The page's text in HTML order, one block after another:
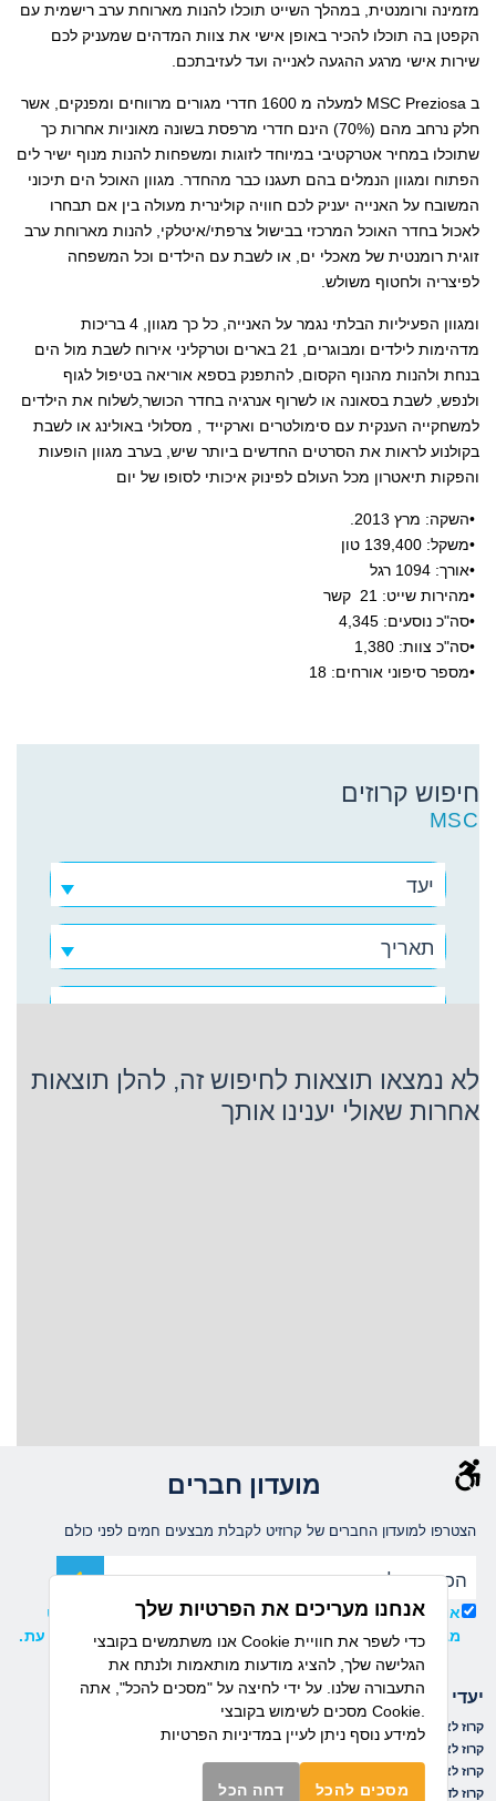
מזמינה ורומנטית, במהלך השייט תוכלו להנות מארוחת ערב רישמית עם
הקפטן בה תוכלו להכיר באופן אישי את צוות המדהים שמעניק לכם
שירות אישי מרגע ההגעה לאנייה ועד לעזיבתכם.
ב MSC Preziosa למעלה מ 1600 חדרי מגורים מרווחים ומפנקים, אשר
חלק נרחב מהם (70%) הינם חדרי מרפסת בשונה מאוניות אחרות כך
שתוכלו במחיר אטרקטיבי במיוחד לזוגות ומשפחות להנות מנוף ישיר לים
הפתוח ומגוון הנמלים בהם תעגנו כבר מהחדר. מגוון האוכל הים תיכוני
המשובח על האנייה יעניק לכם חוויה קולינרית מעולה בין אם תבחרו
לאכול בחדר האוכל המרכזי בבישול צרפתי/איטלקי, להנות מארוחת ערב
זוגית רומנטית של מאכלי ים, או לשבת עם הילדים וכל המשפחה
לפיצריה ולחטוף משולש.
ומגוון הפעיליות הבלתי נגמר על האנייה, כל כך מגוון, 4 בריכות
מדהימות לילדים ומבוגרים, 21 בארים וטרקליני אירוח לשבת מול הים
בנחת ולהנות מהנוף הקסום, להתפנק בספא אוריאה בטיפול לגוף
ולנפש, לשבת בסאונה או לשרוף אנרגיה בחדר הכושר,לשלוח את הילדים
למשחקייה הענקית עם סימולטרים וארקייד , מסלולי באולינג או לשבת
בקולנוע לראות את הסרטים החדשים ביותר שיש, בערב מגוון הופעות
והפקות תיאטרון מכל העולם לפינוק איכותי לסופו של יום
•השקה: מרץ 2013.
•משקל: 139,400 טון
•אורך: 1094 רגל
•מהירות שייט: 21 קשר
•סה"כ נוסעים: 4,345
•סה"כ צוות: 1,380
•מספר סיפוני אורחים: 18
חיפוש קרוזים
MSC
יעד
תאריך
MSC
לא נמצאו תוצאות לחיפוש זה, להלן תוצאות
אחרות שאולי יענינו אותך
מועדון חברים
הצטרפו למועדון החברים של קרוזיט לקבלת מבצעים חמים לפני כולם
אני מאשר/ת קבלת עדכונים ומידע שיווקי ממועדון קרוזיט
מבית דיזנהאוז, וידוע לי כי ניתן להסיר את ההרשמה בכל עת.
יעדי הפלגה
קרוז לאיים הקאנריים
קרוז לאיים הקריביים
קרוז לאלסקה
קרוז לדרום אמריקה
קרוז לים התיכון
קרוז לקובה
חברות שייט
אנחנו מעריכים את הפרטיות שלך
אנו משתמשים בקובצי Cookie כדי לשפר את חוויית
הגלישה שלך, להציג מודעות מותאמות ולנתח את
התעבורה שלנו. על ידי לחיצה על "מסכים להכל", אתה
מסכים לשימוש בקובצי Cookie.
למידע נוסף ניתן לעייןבמדיניות הפרטיות
דחה הכל מסכים להכל